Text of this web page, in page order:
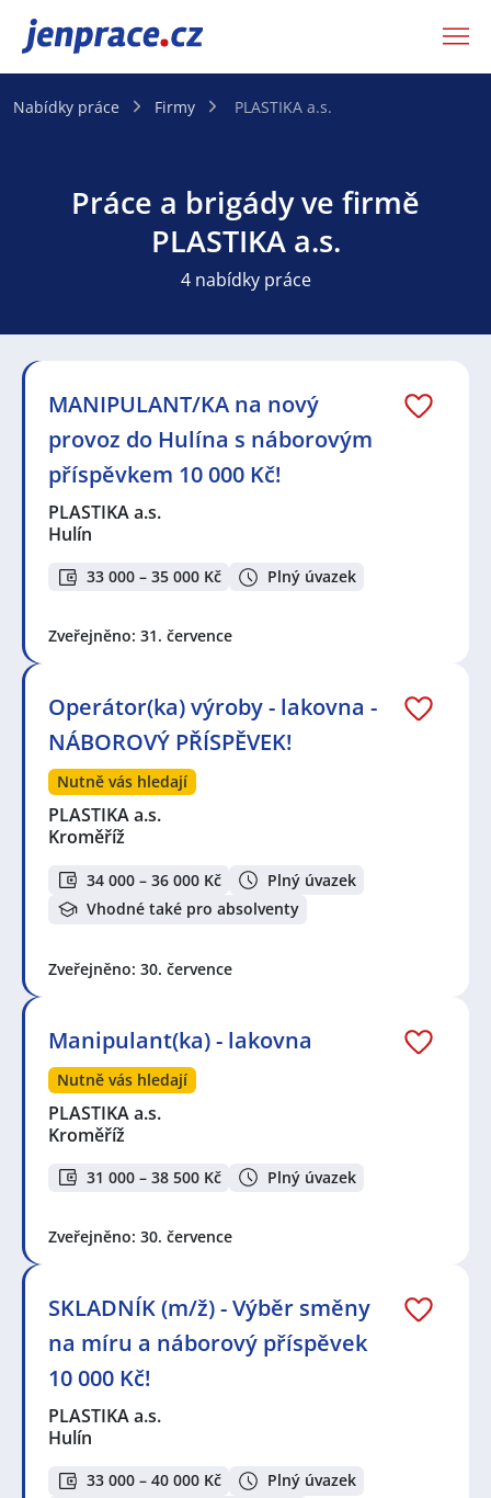
JenPráce.cz
Nabídky práce Firmy PLASTIKA a.s.
Práce a brigády ve firmě
PLASTIKA a.s.
4 nabídky práce
MANIPULANT/KA na nový
provoz do Hulína s náborovým
příspěvkem 10 000 Kč!
PLASTIKA a.s.
Hulín
33 000 – 35 000 Kč Plný úvazek
Zveřejněno: 31. července
Operátor(ka) výroby - lakovna -
NÁBOROVÝ PŘÍSPĚVEK!
Nutně vás hledají
PLASTIKA a.s.
Kroměříž
34 000 – 36 000 Kč
Plný úvazek
Vhodné také pro absolventy
Zveřejněno: 30. července
Manipulant(ka) - lakovna
Nutně vás hledají
PLASTIKA a.s.
Kroměříž
31 000 – 38 500 Kč Plný úvazek
Zveřejněno: 30. července
SKLADNÍK (m/ž) - Výběr směny
na míru a náborový příspěvek
10 000 Kč!
PLASTIKA a.s.
Hulín
33 000 – 40 000 Kč
Plný úvazek